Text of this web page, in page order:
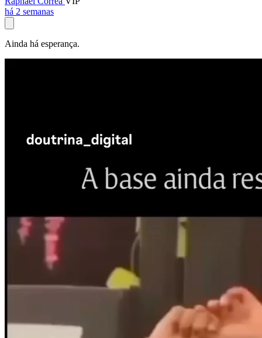
há 2 semanas
Ainda há esperança.